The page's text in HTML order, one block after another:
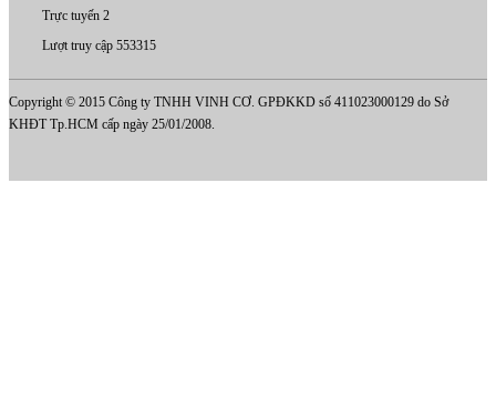
Trực tuyến 2
Lượt truy cập 553315
Copyright © 2015 Công ty TNHH VINH CƠ. GPĐKKD số 411023000129 do Sở
KHĐT Tp.HCM cấp ngày 25/01/2008.